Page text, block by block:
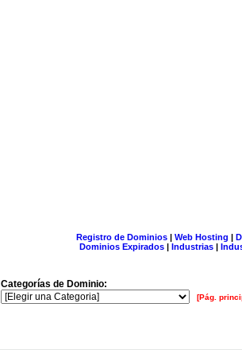
Registro de Dominios| Web Hosting |
Dominios Expirados | Industrias |
Categorías de Dominio:
[Pág.